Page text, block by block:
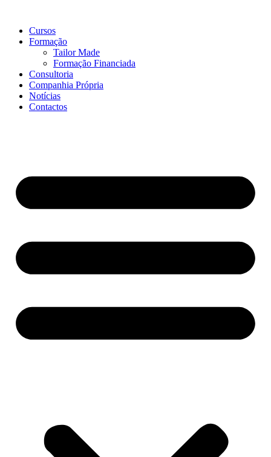
conteúdo
Cursos
Formação
Tailor Made
Formação Financiada
Consultoria
Companhia Própria
Notícias
Contactos